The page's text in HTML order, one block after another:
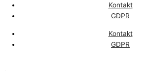
Kontakt
GDPR
Kontakt
GDPR